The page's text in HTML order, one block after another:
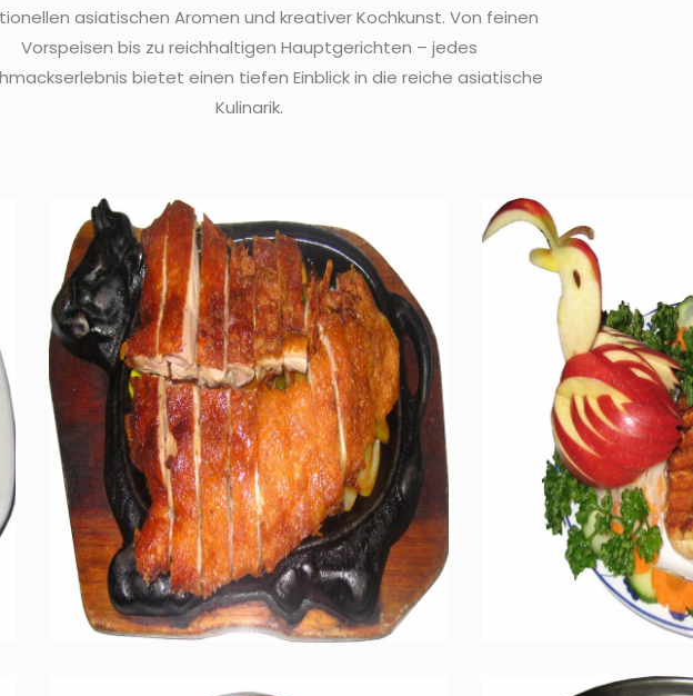
asiatischen Aromen und kreativer Kochkunst. Von feinen
Vorspeisen bis zu reichhaltigen Hauptgerichten – jedes
bietet einen tiefen Einblick in die reiche asiatische
Kulinarik.